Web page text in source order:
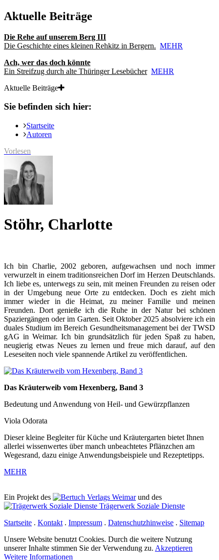
Aktuelle Beiträge
Die Rehe auf unserem Berg III
Die Geschichte eines kleinen Rehkitz in Bergern. MEHR
Ach, wer das doch könnte
Ein Streifzug durch alte Thüringer Lesebücher MEHR
Aktuelle Beiträge
Sie befinden sich hier:
Startseite
Autoren
Vorlesen
Stöhr, Charlotte
Ich bin Charlie, 2002 geboren, aufgewachsen und noch immer
verwurzelt in einem traditionsreichen Dorf im Herzen Deutschlands.
Ich liebe es, unterwegs zu sein, mit meinen Freunden zu reisen oder
in der Umgebung neue Orte zu entdecken. Doch es zieht mich
immer wieder in die Heimat, zu meiner Familie und meinen
Freunden. Dort genieße ich die Ruhe in der Natur bei schönen
Spaziergängen oder im Garten. Seit Oktober 2025 absolviere ich ein
duales Studium im Bereich Gesundheitsmanagement bei der TWSD
gAG in Weimar. Ich bin grundsätzlich für jeden Spaß zu haben,
neugierig etwas Neues zu lernen und freue mich darauf, auf den
Leseseiten noch viele spannende Artikel zu veröffentlichen.
Das Kräuterweib vom Hexenberg, Band 3
Bedeutung und Anwendung von Heil- und Gewürzpflanzen
Viola Odorata
Dieser kleine Begleiter für Küche und Kräutergarten bietet Ihnen
allerlei wissenwertes über manch unbeachtetes Pflänzchen am
Wegesrand, dazu einige Anwendungsbeispiele und Rezeptetipps.
MEHR
Ein Projekt des Verlags Weimarund des
Trägerwerk Soziale Dienste
Startseite . Kontakt . Impressum . Datenschutzhinweise . Sitemap
Unsere Website benutzt Cookies. Durch die weitere Nutzung
unserer Inhalte stimmen Sie der Verwendung zu. Akzeptieren
Weitere Informationen